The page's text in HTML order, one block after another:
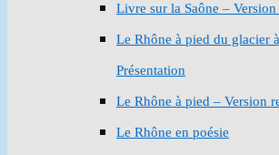
Livre sur la Saône – Version
Le Rhône à pied du glacier
Présentation
Le Rhône à pied – Version
Le Rhône en poésie